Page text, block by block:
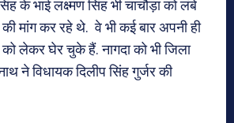
के भाई लक्ष्मण सिंह भी चाचौड़ा को लंबे
मांग कर रहे थे. वे भी कई बार अपनी ही
लेकर घेर चुके हैं. नागदा को भी जिला
ने विधायक दिलीप सिंह गुर्जर की